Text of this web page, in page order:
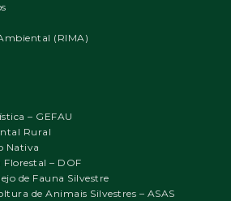
(RIMA)
– GEFAU
Rural
Nativa
– DOF
de Fauna Silvestre
de Animais Silvestres – ASAS